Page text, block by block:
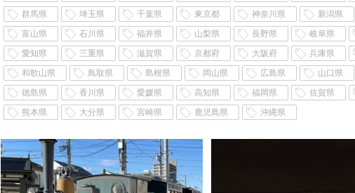
群馬県
埼玉県 千葉県 東京都 神奈川県
新潟県
富山県
石川県 福井県 山梨県 長野県 岐阜県
愛知県
三重県 滋賀県 京都府 大阪府 兵庫県
和歌山県
鳥取県 島根県 岡山県 広島県
山口県
徳島県
香川県 愛媛県 高知県 福岡県 佐賀県
熊本県
大分県 宮崎県 鹿児島県 沖縄県